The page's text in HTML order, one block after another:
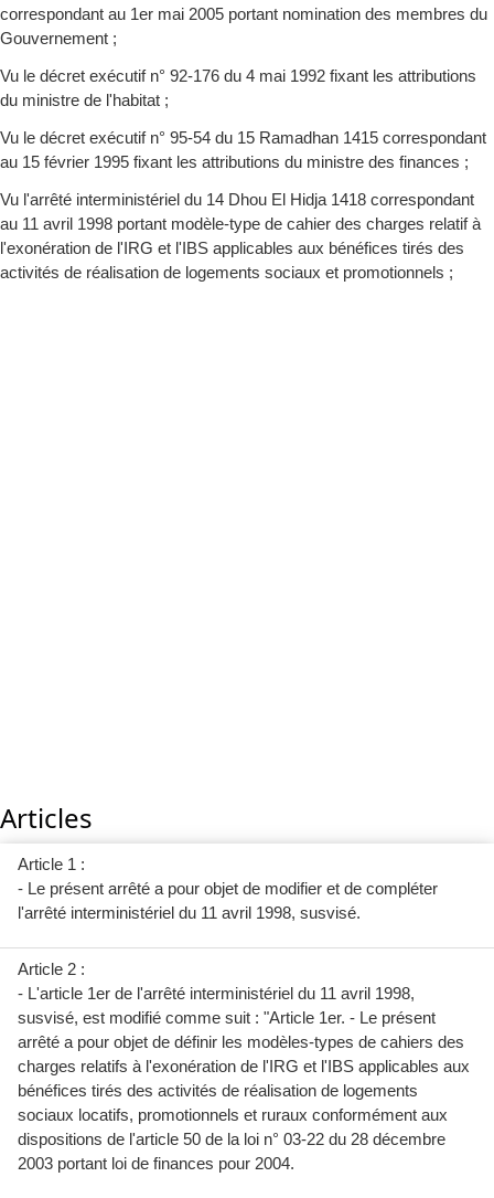
correspondant au 1er mai 2005 portant nomination des membres du
Gouvernement ;
Vu le décret exécutif n° 92-176 du 4 mai 1992 fixant les attributions
du ministre de l'habitat ;
Vu le décret exécutif n° 95-54 du 15 Ramadhan 1415 correspondant
au 15 février 1995 fixant les attributions du ministre des finances ;
Vu l'arrêté interministériel du 14 Dhou El Hidja 1418 correspondant
au 11 avril 1998 portant modèle-type de cahier des charges relatif à
l'exonération de l'IRG et l'IBS applicables aux bénéfices tirés des
activités de réalisation de logements sociaux et promotionnels ;
Articles
Article 1 :
- Le présent arrêté a pour objet de modifier et de compléter
l'arrêté interministériel du 11 avril 1998, susvisé.
Article 2 :
- L'article 1er de l'arrêté interministériel du 11 avril 1998,
susvisé, est modifié comme suit : "Article 1er. - Le présent
arrêté a pour objet de définir les modèles-types de cahiers des
charges relatifs à l'exonération de l'IRG et l'IBS applicables aux
bénéfices tirés des activités de réalisation de logements
sociaux locatifs, promotionnels et ruraux conformément aux
dispositions de l'article 50 de la loi n° 03-22 du 28 décembre
2003 portant loi de finances pour 2004.